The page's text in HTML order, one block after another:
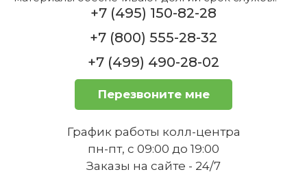
+7 (495) 150-82-28
+7 (800) 555-28-32
+7 (499) 490-28-02
Перезвоните мне
График работы колл-центра
пн-пт, с 09:00 до 19:00
Заказы на сайте - 24/7